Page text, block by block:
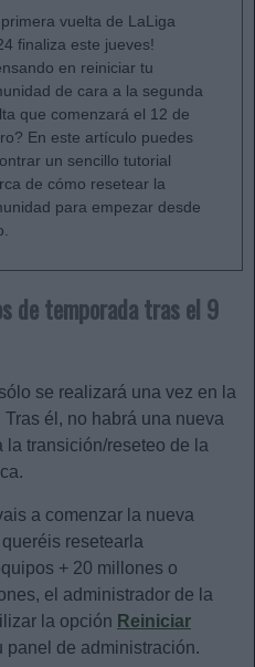
primera vuelta de LaLiga
finaliza este jueves!
en reiniciar tu
de cara a la segunda
que comenzará el 12 de
En este artículo puedes
un sencillo tutorial
de cómo resetear la
para empezar desde
de temporada tras el 9
se realizará una vez en la
él, no habrá una nueva
transición/reseteo de la
a comenzar la nueva
resetearla
+ 20 millones o
el administrador de la
la opción Reiniciar
panel de administración.